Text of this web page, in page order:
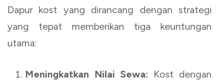
Dapur kost yang dirancang dengan strategi
yang tepat memberikan tiga keuntungan
utama:
Meningkatkan Nilai Sewa: Kost dengan